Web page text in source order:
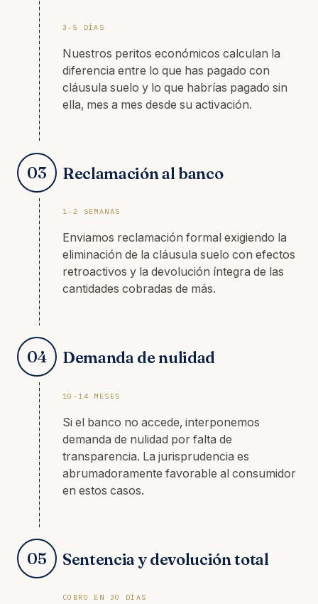
3-5 DÍAS
Nuestros peritos económicos calculan la
diferencia entre lo que has pagado con
cláusula suelo y lo que habrías pagado sin
ella, mes a mes desde su activación.
03 Reclamación al banco
1-2 SEMANAS
Enviamos reclamación formal exigiendo la
eliminación de la cláusula suelo con efectos
retroactivos y la devolución íntegra de las
cantidades cobradas de más.
04 Demanda de nulidad
10-14 MESES
Si el banco no accede, interponemos
demanda de nulidad por falta de
transparencia. La jurisprudencia es
abrumadoramente favorable al consumidor
en estos casos.
05 Sentencia y devolución total
COBRO EN 30 DÍAS